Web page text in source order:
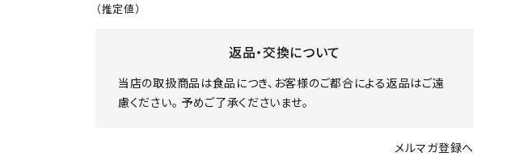
（推定値）
返品・交換について
当店の取扱商品は食品につき、お客様のご都合による返品はご遠
慮ください。 予めご了承くださいませ。
メルマガ登録へ